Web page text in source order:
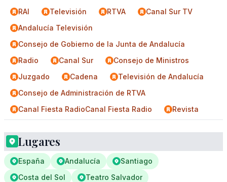
RAI
Televisión RTVA
Canal Sur TV
Andalucía Televisión
Consejo de Gobierno de la Junta de Andalucía
Radio
Canal Sur
Consejo de Ministros
Juzgado
Cadena
Televisión de Andalucía
Consejo de Administración de RTVA
Canal Fiesta RadioCanal Fiesta Radio
Revista
Lugares
España Andalucía
Santiago
Costa del Sol
Teatro Salvador